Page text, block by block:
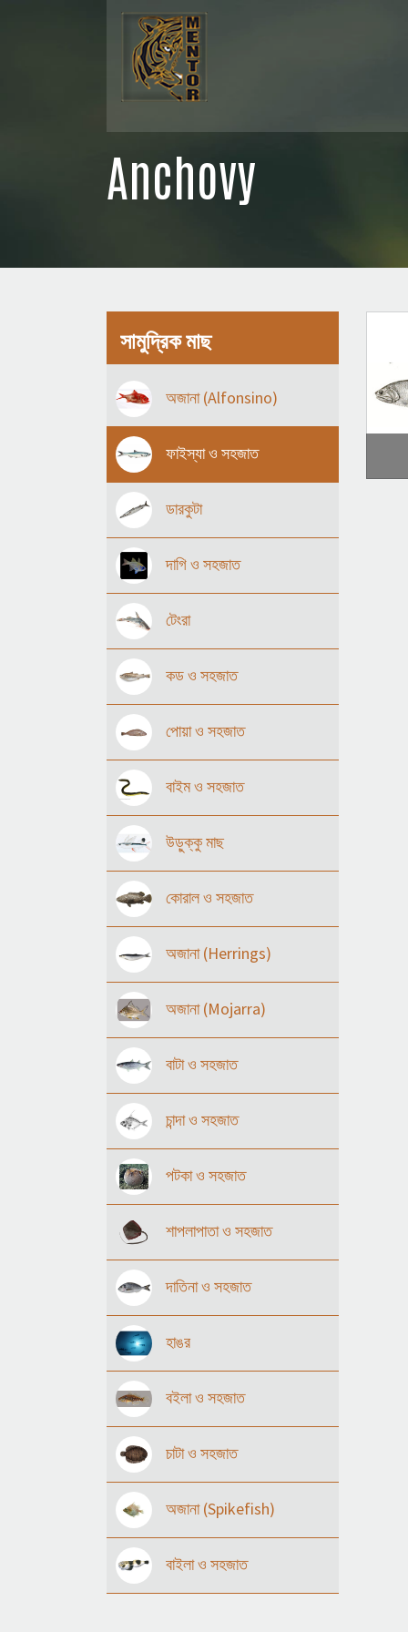
Anchovy
সামুদ্রিক মাছ
অজানা (Alfonsino)
ফাইস্যা ও সহজাত
ডারকুটা
দাগি ও সহজাত
টেংরা
কড ও সহজাত
পোয়া ও সহজাত
বাইম ও সহজাত
উড়ুক্কু মাছ
কোরাল ও সহজাত
অজানা (Herrings)
অজানা (Mojarra)
বাটা ও সহজাত
চান্দা ও সহজাত
পটকা ও সহজাত
শাপলাপাতা ও সহজাত
দাতিনা ও সহজাত
হাঙর
বইলা ও সহজাত
চাটা ও সহজাত
অজানা (Spikefish)
বাইলা ও সহজাত